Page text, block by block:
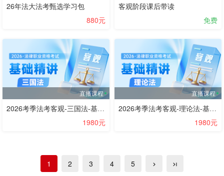
26年法大法考甄选学习包
880元
客观阶段课后带读
免费
直播课程
2026考季法考客观-三国法-基础精讲阶段-邹龙妹
1980元
直播课程
2026考季法考客观-理论法-基础精讲阶段-叶晓川
1980元
1 2 3 4 5